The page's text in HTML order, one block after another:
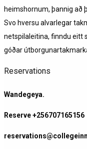
heimshornum, þannig að
Svo hversu alvarlegar
netspilaleitina, finndu eitt
góðar
Reservations
Wandegeya.
Reserve +256707165156